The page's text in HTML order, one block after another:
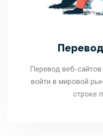
Перевод веб-
войти в мировой
строке